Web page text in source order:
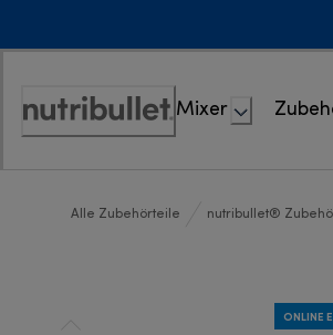
Erklärung
Mixer
Alle Zubehörteile nutribullet®
ONLINE